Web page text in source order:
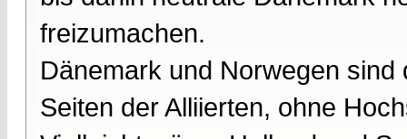
freizumachen.
Dänemark und Norwegen
Seiten der Alliierten, ohne